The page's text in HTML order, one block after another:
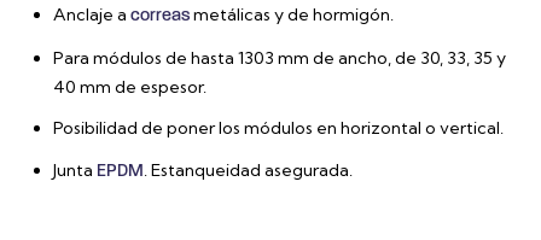
Anclaje a correasmetálicas y de hormigón.
Para módulos de hasta 1303 mm de ancho, de 30, 33, 35 y
40 mm de espesor.
Posibilidad de poner los módulos en horizontal o vertical.
Junta EPDM. Estanqueidad asegurada.